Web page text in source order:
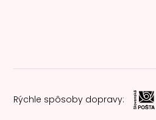
Rýchle spôsoby dopravy: